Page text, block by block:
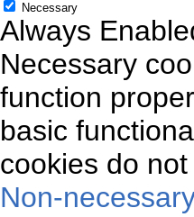
Necessary
Always
Necessary
function
basic
cookies do
Non-